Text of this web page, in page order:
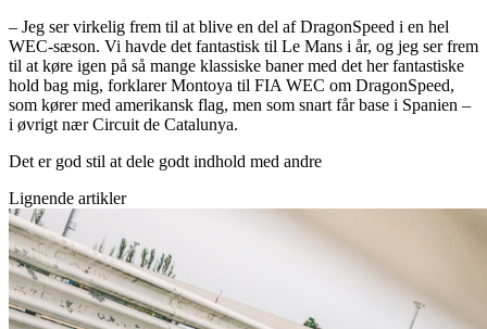
– Jeg ser virkelig frem til at blive en del af DragonSpeed i en hel
WEC-sæson. Vi havde det fantastisk til Le Mans i år, og jeg ser frem
til at køre igen på så mange klassiske baner med det her fantastiske
hold bag mig, forklarer Montoya til FIA WEC om DragonSpeed,
som kører med amerikansk flag, men som snart får base i Spanien –
i øvrigt nær Circuit de Catalunya.
Det er god stil at dele godt indhold med andre
Lignende artikler